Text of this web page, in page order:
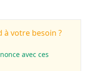
à votre besoin ?
avec ces